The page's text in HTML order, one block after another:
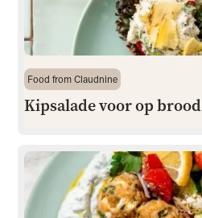
Food from Claudnine
Kipsalade voor op brood